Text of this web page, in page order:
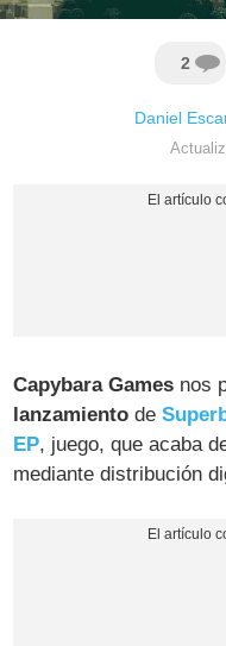
2
Daniel
Capybara Games nos
lanzamiento de
EP, juego, que acaba
mediante distribución